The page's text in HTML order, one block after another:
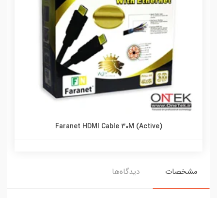
Faranet HDMI Cable 30M (Active)
مشخصات دیدگاه‌ها